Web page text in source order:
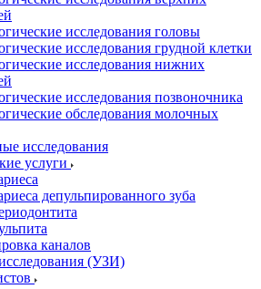
исследования головы
исследования грудной клетки
исследования нижних
исследования позвоночника
обследования молочных
исследования
услуги
депульпированного зуба
каналов
(УЗИ)